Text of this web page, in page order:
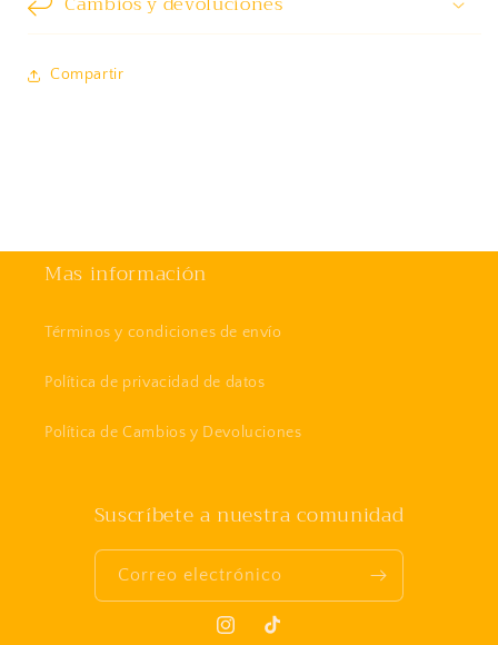
Compartir
Mas información
Términos y condiciones de envío
Política de privacidad de datos
Política de Cambios y Devoluciones
Suscríbete a nuestra comunidad
Correo electrónico
InstagramTikTok